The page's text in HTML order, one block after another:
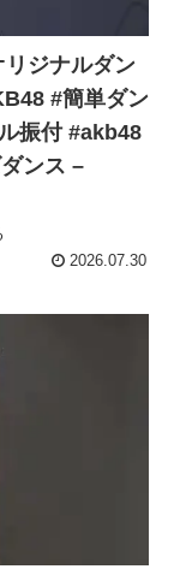
ジナルダン
#簡単ダン
振付 #akb48
ンス –
2026.07.30